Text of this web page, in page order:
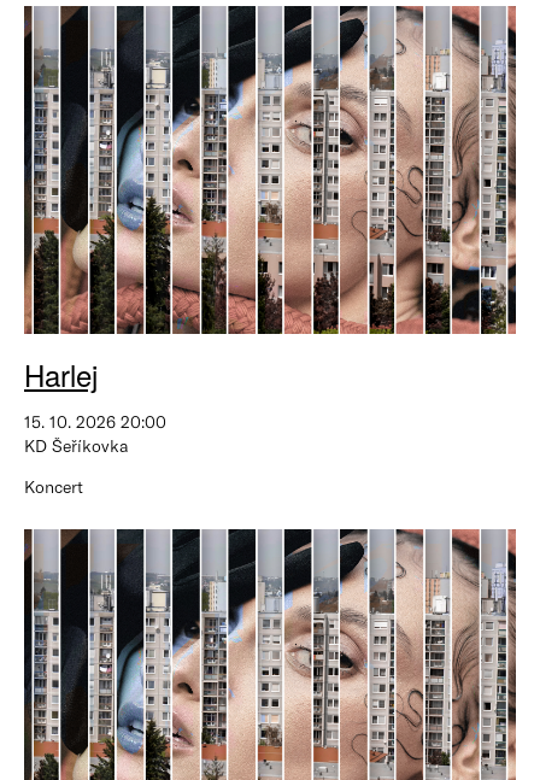
Harlej
15. 10. 2026 20:00
KD Šeříkovka
Koncert